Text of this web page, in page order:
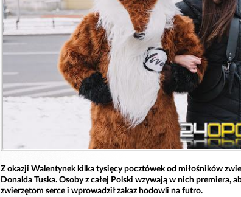
Z okazji Walentynek kilka tysięcy pocztówek od miłośników
Donalda Tuska. Osoby z całej Polski wzywają w nich premiera,
zwierzętom serce i wprowadził zakaz hodowli na futro.